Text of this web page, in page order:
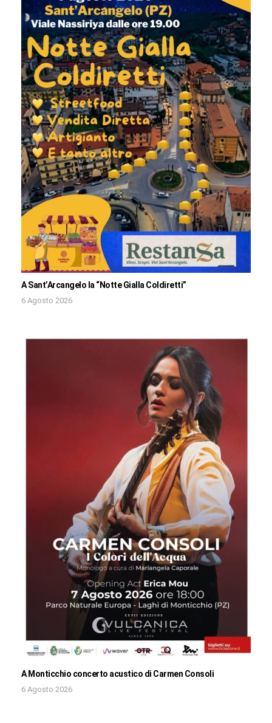
A Sant’Arcangelo la “Notte Gialla Coldiretti”
6 Agosto 2026
A Monticchio concerto acustico di Carmen Consoli
6 Agosto 2026